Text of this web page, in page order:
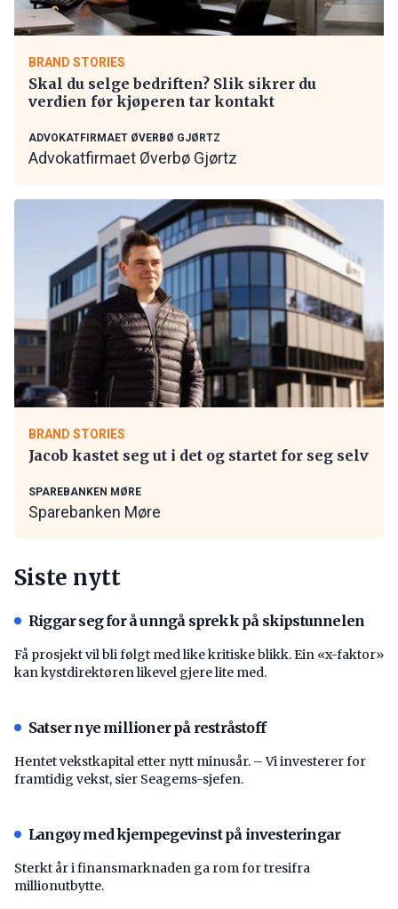
BRAND STORIES
Skal du selge bedriften? Slik sikrer du
verdien før kjøperen tar kontakt
ADVOKATFIRMAET ØVERBØ GJØRTZ
Advokatfirmaet Øverbø Gjørtz
BRAND STORIES
Jacob kastet seg ut i det og startet for seg selv
SPAREBANKEN MØRE
Sparebanken Møre
Siste nytt
Riggar seg for å unngå sprekk på skipstunnelen
Få prosjekt vil bli følgt med like kritiske blikk. Ein «x-faktor»
kan kystdirektøren likevel gjere lite med.
Satser nye millioner på restråstoff
Hentet vekstkapital etter nytt minusår. – Vi investerer for
framtidig vekst, sier Seagems-sjefen.
Langøy med kjempegevinst på investeringar
Sterkt år i finansmarknaden ga rom for tresifra
millionutbytte.